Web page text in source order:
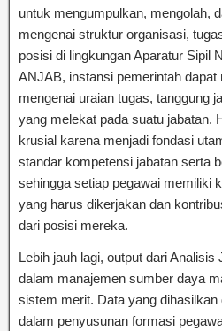
untuk mengumpulkan, mengolah,
mengenai struktur organisasi,
posisi di lingkungan Aparatur Sipil
ANJAB, instansi pemerintah
mengenai uraian tugas, tanggung
yang melekat pada suatu jabatan.
krusial karena menjadi fondasi
standar kompetensi jabatan serta
sehingga setiap pegawai memiliki
yang harus dikerjakan dan
dari posisi mereka.
Lebih jauh lagi, output dari Analisis
dalam manajemen sumber daya
sistem merit. Data yang
dalam penyusunan formasi